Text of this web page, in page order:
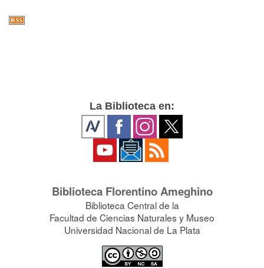
La Biblioteca en:
Biblioteca Florentino Ameghino
Biblioteca Central de la
Facultad de Ciencias Naturales y Museo
Universidad Nacional de La Plata